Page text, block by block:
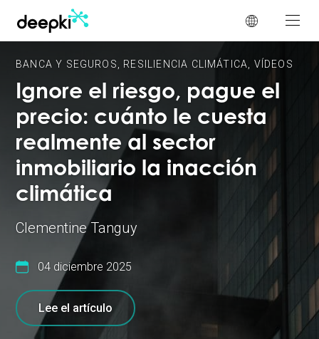
BANCA Y SEGUROS RESILIENCIA CLIMÁTICA VÍDEOS
Ignore el riesgo, pague el
precio: cuánto le cuesta
realmente al sector
inmobiliario la inacción
climática
Clementine Tanguy
04 diciembre 2025
Lee el artículo
Panel de gestión de cookies